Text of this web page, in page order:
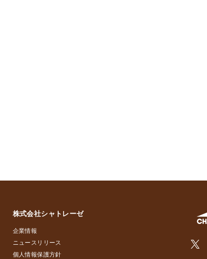
株式会社シャトレーゼ
企業情報
ニュースリリース
個人情報保護方針